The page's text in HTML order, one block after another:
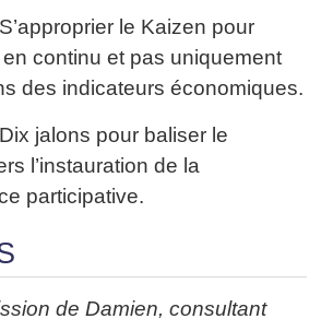
S’approprier le Kaizen pour
continu et pas uniquement
des indicateurs économiques.
Dix jalons pour baliser le
l’instauration de la
participative.
de Damien, consultant